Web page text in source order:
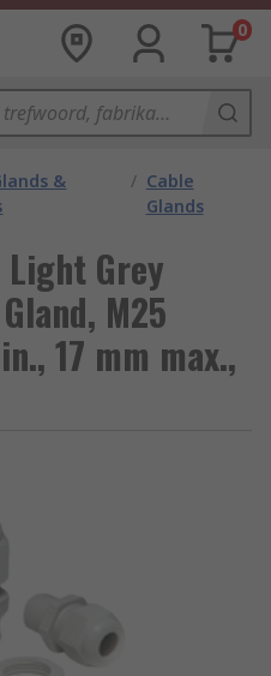
0
&
/ Cable
Glands
Light Grey
M25
17 mm max.,